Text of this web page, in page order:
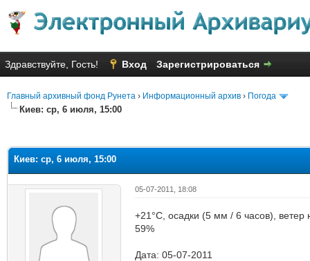
Здравствуйте, Гость! Вход Зарегистрироваться
Главный архивный фонд Рунета › Информационный архив › Погода
Киев: ср, 6 июля, 15:00
Киев: ср, 6 июля, 15:00
05-07-2011, 18:08
+21°C, осадки (5 мм / 6 часов),
59%
Дата: 05-07-2011